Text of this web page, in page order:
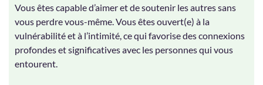
Vous êtes capable d’aimer et de soutenir les autres sans
vous perdre vous-même. Vous êtes ouvert(e) à la
vulnérabilité et à l’intimité, ce qui favorise des connexions
profondes et significatives avec les personnes qui vous
entourent.